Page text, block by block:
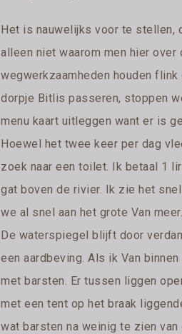
Het is nauwelijks voor te stellen,
alleen niet waarom men hier
wegwerkzaamheden houden
dorpje Bitlis passeren, stoppen
menu kaart uitleggen want er is
Hoewel het twee keer per dag
zoek naar een toilet. Ik betaal 1
gat boven de rivier. Ik zie het
we al snel aan het grote Van
De waterspiegel blijft door
een aardbeving. Als ik Van
met barsten. Er tussen liggen
met een tent op het braak
wat barsten na weinig te zien